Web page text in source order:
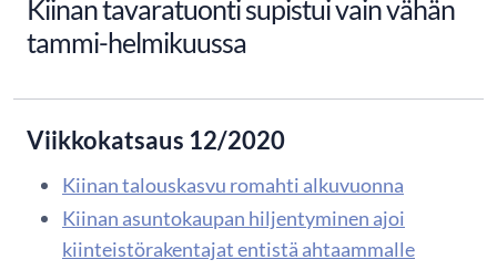
Kiinan tavaratuonti supistui vain vähän
tammi-helmikuussa
Viikkokatsaus 12/2020
Kiinan talouskasvu romahti alkuvuonna
Kiinan asuntokaupan hiljentyminen ajoi
kiinteistörakentajat entistä ahtaammalle